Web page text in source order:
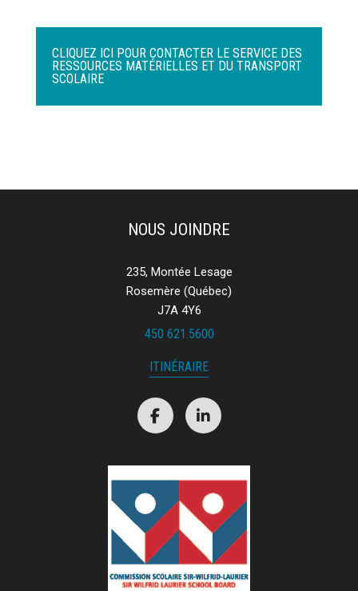
CLIQUEZ ICI POUR CONTACTER LE SERVICE DES
RESSOURCES MATÉRIELLES ET DU TRANSPORT
SCOLAIRE
NOUS JOINDRE
235, Montée Lesage
Rosemère (Québec)
J7A 4Y6
450 621.5600
ITINÉRAIRE